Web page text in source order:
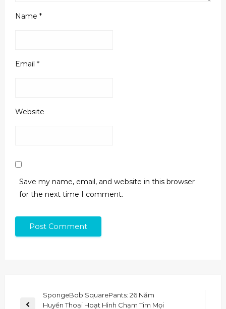
Name *
Email *
Website
Save my name, email, and website in this browser
for the next time I comment.
SpongeBob SquarePants: 26 Năm
Huyền Thoại Hoạt Hình Chạm Tim Mọi